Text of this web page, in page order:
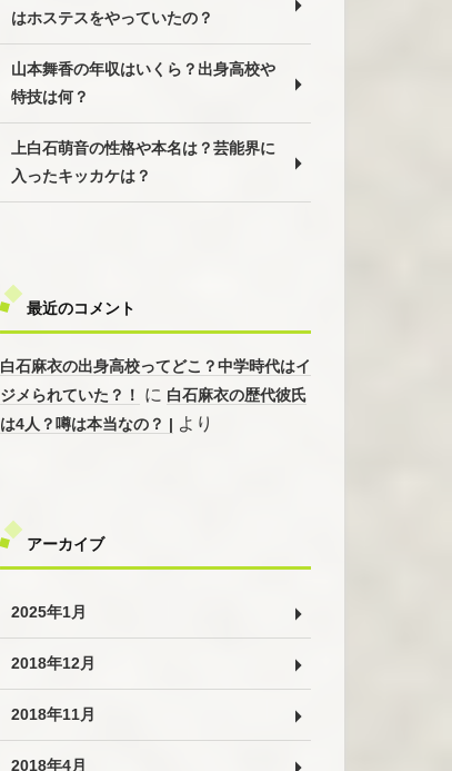
はホステスをやっていたの？
山本舞香の年収はいくら？出身高校や
特技は何？
上白石萌音の性格や本名は？芸能界に
入ったキッカケは？
最近のコメント
白石麻衣の出身高校ってどこ？中学時代はイ
ジメられていた？！
に 白石麻衣の歴代彼氏
は4人？噂は本当なの？ | より
アーカイブ
2025年1月
2018年12月
2018年11月
2018年4月